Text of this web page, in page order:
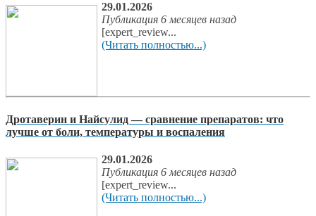
29.01.2026
Публикация 6 месяцев назад
[expert_review...
(Читать полностью...)
Дротаверин и Найсулид — сравнение препаратов: что
лучше от боли, температуры и воспаления
29.01.2026
Публикация 6 месяцев назад
[expert_review...
(Читать полностью...)